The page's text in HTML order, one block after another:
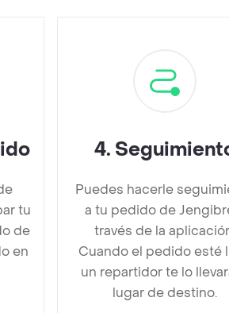
tu
de
en
4.
Puedes hacerle
a tu pedido de
través de la
Cuando el pedido esté
un repartidor te lo
lugar de destino.